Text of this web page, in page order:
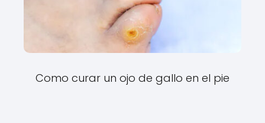
Como curar un ojo de gallo en el pie